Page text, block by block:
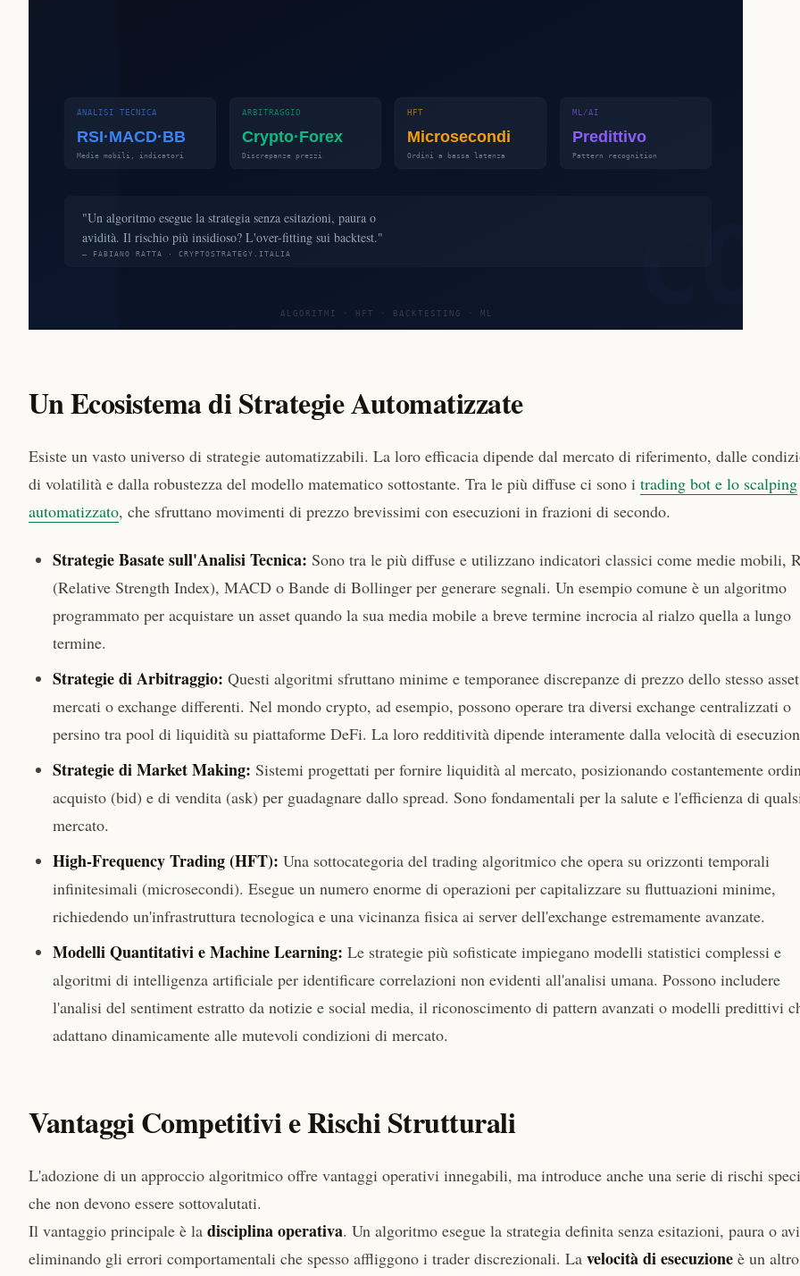
Un Ecosistema di Strategie Automatizzate
Esiste un vasto universo di strategie automatizzabili. La loro efficacia dipende dal mercato di riferimento, dalle
di volatilità e dalla robustezza del modello matematico sottostante. Tra le più diffuse ci sono i trading bot e lo scalping
automatizzato, che sfruttano movimenti di prezzo brevissimi con esecuzioni in frazioni di secondo.
Strategie Basate sull'Analisi Tecnica: Sono tra le più diffuse e utilizzano indicatori classici come medie mobili,
(Relative Strength Index), MACD o Bande di Bollinger per generare segnali. Un esempio comune è un algoritmo
programmato per acquistare un asset quando la sua media mobile a breve termine incrocia al rialzo quella a lungo
termine.
Strategie di Arbitraggio: Questi algoritmi sfruttano minime e temporanee discrepanze di prezzo dello stesso
mercati o exchange differenti. Nel mondo crypto, ad esempio, possono operare tra diversi exchange centralizzati o
persino tra pool di liquidità su piattaforme DeFi. La loro redditività dipende interamente dalla velocità di
Strategie di Market Making: Sistemi progettati per fornire liquidità al mercato, posizionando costantemente
acquisto (bid) e di vendita (ask) per guadagnare dallo spread. Sono fondamentali per la salute e l'efficienza di
mercato.
High-Frequency Trading (HFT): Una sottocategoria del trading algoritmico che opera su orizzonti temporali
infinitesimali (microsecondi). Esegue un numero enorme di operazioni per capitalizzare su fluttuazioni minime,
richiedendo un'infrastruttura tecnologica e una vicinanza fisica ai server dell'exchange estremamente avanzate.
Modelli Quantitativi e Machine Learning: Le strategie più sofisticate impiegano modelli statistici complessi e
algoritmi di intelligenza artificiale per identificare correlazioni non evidenti all'analisi umana. Possono includere
l'analisi del sentiment estratto da notizie e social media, il riconoscimento di pattern avanzati o modelli predittivi
adattano dinamicamente alle mutevoli condizioni di mercato.
Vantaggi Competitivi e Rischi Strutturali
L'adozione di un approccio algoritmico offre vantaggi operativi innegabili, ma introduce anche una serie di rischi
che non devono essere sottovalutati.
Il vantaggio principale è la disciplina operativa. Un algoritmo esegue la strategia definita senza esitazioni, paura o
eliminando gli errori comportamentali che spesso affliggono i trader discrezionali. La velocità di esecuzione è un altro